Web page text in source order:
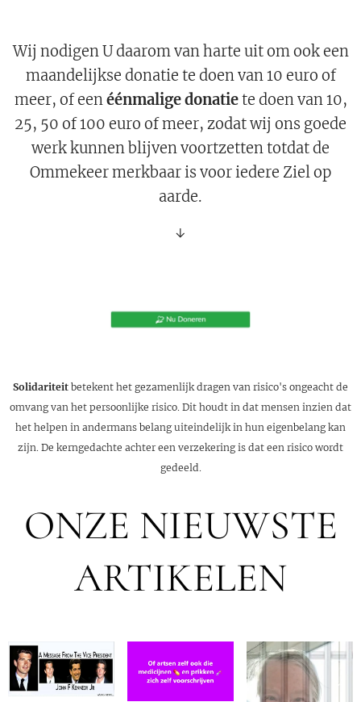
Wij nodigen U daarom van harte uit om ook een
maandelijkse donatie te doen van 10 euro of
meer, of eenéénmalige donatiete doen van 10,
25, 50 of 100 euro of meer, zodat wij ons goede
werk kunnen blijven voortzetten totdat de
Ommekeer merkbaar is voor iedere Ziel op
aarde.
↓
Solidariteit betekent het gezamenlijk dragen van risico's ongeacht de
omvang van het persoonlijke risico. Dit houdt in dat mensen inzien dat
het helpen in andermans belang uiteindelijk in hun eigenbelang kan
zijn. De kerngedachte achter een verzekering is dat een risico wordt
gedeeld.
ONZE NIEUWSTE
ARTIKELEN